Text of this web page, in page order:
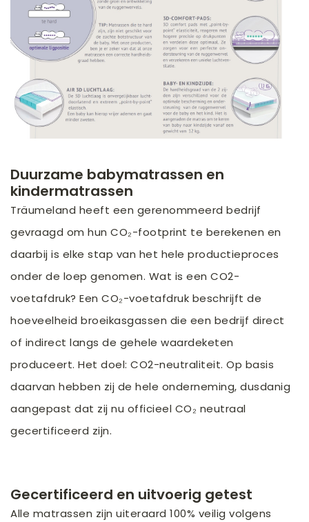
Duurzame babymatrassen en
kindermatrassen
Träumeland heeft een gerenommeerd bedrijf
gevraagd om hun CO₂-footprint te berekenen en
daarbij is elke stap van het hele productieproces
onder de loep genomen. Wat is een CO2-
voetafdruk? Een CO₂-voetafdruk beschrijft de
hoeveelheid broeikasgassen die een bedrijf direct
of indirect langs de gehele waardeketen
produceert. Het doel: CO2-neutraliteit. Op basis
daarvan hebben zij de hele onderneming, dusdanig
aangepast dat zij nu officieel CO₂ neutraal
gecertificeerd zijn.
Gecertificeerd en uitvoerig getest
Alle matrassen zijn uiteraard 100% veilig volgens